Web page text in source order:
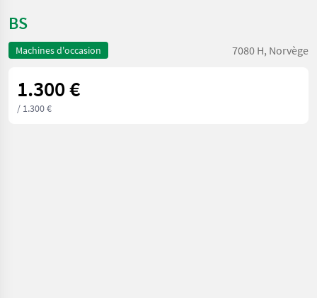
BS
Machines d'occasion 7080 H, Norvège
1.300 €
/ 1.300 €